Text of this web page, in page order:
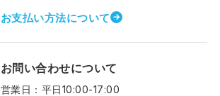
お支払い方法について
お問い合わせについて
営業日：平日10:00-17:00